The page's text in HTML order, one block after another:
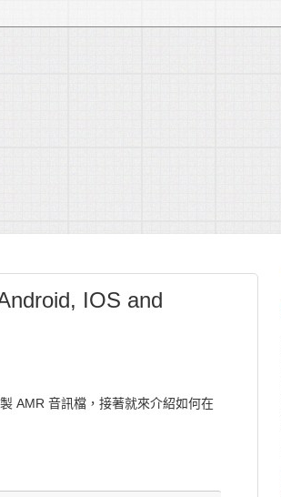
IOS and
AMR 音訊檔，接著就來介紹如何在